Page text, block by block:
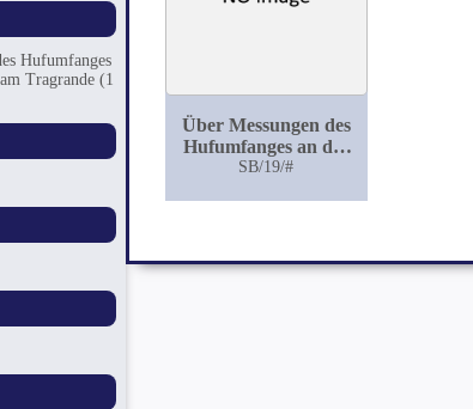
Hufumfanges
Tragrande(1
Über Messungen des
Hufumfanges an der
Krone und am
SB/19/#